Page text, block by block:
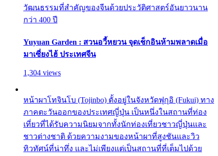
วัฒนธรรมที่สำคัญของจีนด้วยประวัติศาสตร์อันยาวนาน
กว่า 400 ปี
Yuyuan Garden : สวนอวี้หยวน จุดเช็กอินห้ามพลาดเมื่อ
มาเซี่ยงไฮ้ ประเทศจีน
1,304 views
หน้าผาโทจินโบ (Tojinbo) ตั้งอยู่ในจังหวัดฟุกุอิ (Fukui) ทาง
ภาคตะวันออกของประเทศญี่ปุ่น เป็นหนึ่งในสถานที่ท่อง
เที่ยวที่ได้รับความนิยมจากทั้งนักท่องเที่ยวชาวญี่ปุ่นและ
ชาวต่างชาติ ด้วยความงามของหน้าผาที่สูงชันและวิว
ทิวทัศน์ที่น่าทึ่ง และไม่เพียงแต่เป็นสถานที่ที่เต็มไปด้วย